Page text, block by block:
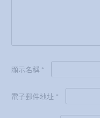
顯示名稱 *
電子郵件地址 *